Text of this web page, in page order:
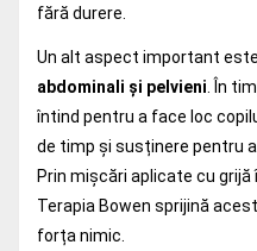
fără durere.
Un alt aspect important este
abdominali și pelvieni. În
întind pentru a face loc
de timp și susținere pentru
Prin mișcări aplicate cu grijă
Terapia Bowen sprijină
forța nimic.